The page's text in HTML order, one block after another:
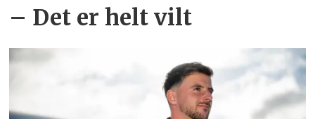
– Det er helt vilt